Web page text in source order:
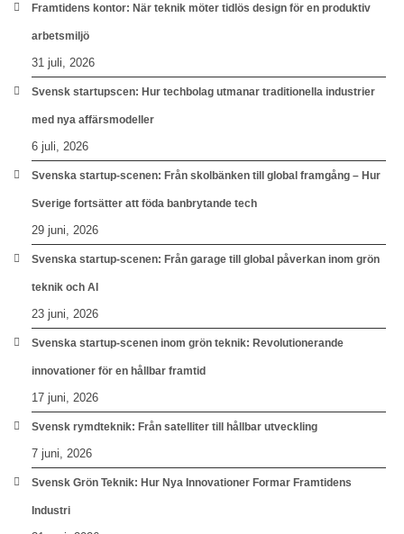
Framtidens kontor: När teknik möter tidlös design för en produktiv
arbetsmiljö
31 juli, 2026
Svensk startupscen: Hur techbolag utmanar traditionella industrier
med nya affärsmodeller
6 juli, 2026
Svenska startup-scenen: Från skolbänken till global framgång – Hur
Sverige fortsätter att föda banbrytande tech
29 juni, 2026
Svenska startup-scenen: Från garage till global påverkan inom grön
teknik och AI
23 juni, 2026
Svenska startup-scenen inom grön teknik: Revolutionerande
innovationer för en hållbar framtid
17 juni, 2026
Svensk rymdteknik: Från satelliter till hållbar utveckling
7 juni, 2026
Svensk Grön Teknik: Hur Nya Innovationer Formar Framtidens
Industri